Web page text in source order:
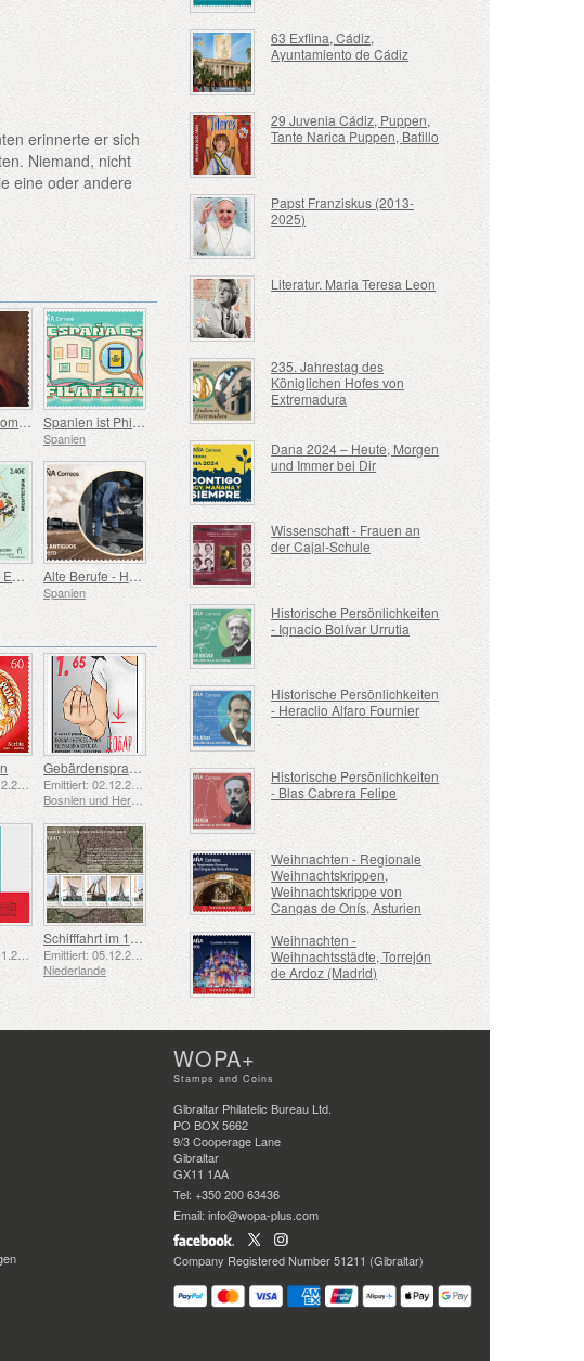
erinnerte er sich
Niemand, nicht
eine oder andere
Pioniere - Domingo de Bonechea Spanien ist Philatelie
Spanien
Architektur - Eduardo Torroja Institut für Bauwissenschaften, 90. Jahrestag Alte Berufe - Heizer
Spanien
Emittiert: 02.12.2025
Gebärdensprache - Gut
Emittiert: 02.12.2025
Bosnien und Herzegowina - Republik Srpska
Emittiert: 24.11.2025
Schifffahrt im 17. und 18. Jahrhundert – Torfschifffahrt
Emittiert: 05.12.2025
Niederlande
63 Exflina, Cádiz,
Ayuntamiento de Cádiz
29 Juvenia Cádiz, Puppen,
Tante Narica Puppen, Batillo
Papst Franziskus (2013-
2025)
Literatur. Maria Teresa Leon
235. Jahrestag des
Königlichen Hofes von
Extremadura
Dana 2024 – Heute, Morgen
und Immer bei Dir
Wissenschaft - Frauen an
der Cajal-Schule
Historische Persönlichkeiten
- Ignacio Bolívar Urrutia
Historische Persönlichkeiten
- Heraclio Alfaro Fournier
Historische Persönlichkeiten
- Blas Cabrera Felipe
Weihnachten - Regionale
Weihnachtskrippen,
Weihnachtskrippe von
Cangas de Onís, Asturien
Weihnachten -
Weihnachtsstädte, Torrejón
de Ardoz (Madrid)
WOPA+
Stamps and Coins
Gibraltar Philatelic Bureau Ltd.
PO BOX 5662
9/3 Cooperage Lane
Gibraltar
GX11 1AA
Tel: +350 200 63436
Email: info@wopa-plus.com
Company Registered Number 51211 (Gibraltar)